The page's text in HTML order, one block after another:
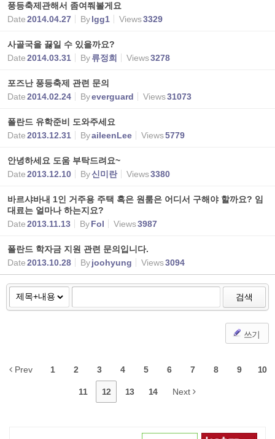
풍등축제관해서 좀여쭤볼게요
Date2014.04.27 Bylgg1 Views3329
사골국을 끓일 수 있을까요?
Date2014.03.31 By류정희 Views3278
포즈난 풍등축제 관련 문의
Date2014.02.24 Byeverguard Views31073
폴란드 유학준비 도와주세요
Date2013.12.31 ByaileenLee Views5779
안녕하세요 도움 부탁드려요~
Date2013.12.10 By신미란 Views3380
바르샤바내 1인 거주용 주택 혹은 원룸은 어디서 구해야 할까요? 임
대료는 얼마나 하는지요?
Date2013.11.13 ByFol Views3987
폴란드 학자금 지원 관련 문의입니다.
Date2013.10.28 Byjoohyung Views3094
검색
쓰기
Prev 1 2 3 4 5 6 7 8 9 10
11 12 13 14 Next